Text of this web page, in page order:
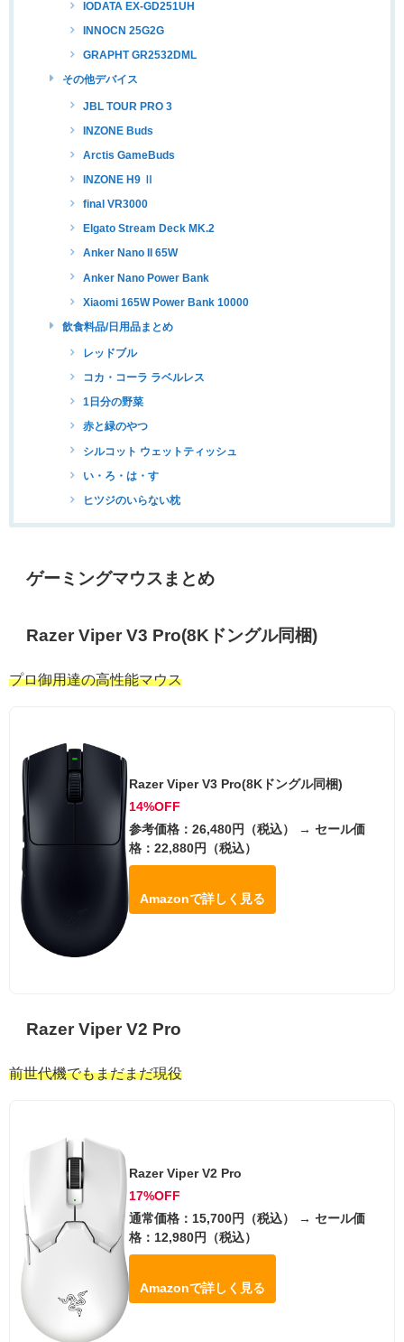
IODATA EX-GD251UH
INNOCN 25G2G
GRAPHT GR2532DML
その他デバイス
JBL TOUR PRO 3
INZONE Buds
Arctis GameBuds
INZONE H9 Ⅱ
final VR3000
Elgato Stream Deck MK.2
Anker Nano II 65W
Anker Nano Power Bank
Xiaomi 165W Power Bank 10000
飲食料品/日用品まとめ
レッドブル
コカ・コーラ ラベルレス
1日分の野菜
赤と緑のやつ
シルコット ウェットティッシュ
い・ろ・は・す
ヒツジのいらない枕
ゲーミングマウスまとめ
Razer Viper V3 Pro(8Kドングル同梱)
プロ御用達の高性能マウス
Razer Viper V3 Pro(8Kドングル同梱)
14%OFF
参考価格：26,480円（税込） → セール価
格：22,880円（税込）
Amazonで詳しく見る
Razer Viper V2 Pro
前世代機でもまだまだ現役
Razer Viper V2 Pro
17%OFF
通常価格：15,700円（税込） → セール価
格：12,980円（税込）
Amazonで詳しく見る